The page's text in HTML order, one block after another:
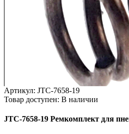
Артикул: JTC-7658-19
Товар доступен: В наличии
JTC-7658-19 Ремкомплект для